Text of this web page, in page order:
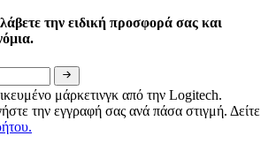
την ειδική προσφορά σας και
μάρκετινγκ από την Logitech.
την εγγραφή σας ανά πάσα στιγμή. Δείτε